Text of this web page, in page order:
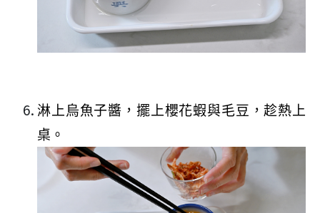
淋上烏魚子醬，擺上櫻花蝦與毛豆，趁熱上
桌。